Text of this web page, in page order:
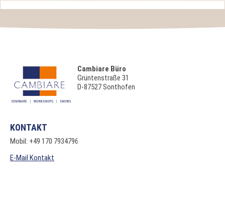
Cambiare Büro
Grüntenstraße 31
D-87527 Sonthofen
KONTAKT
Mobil: +49 170 7934796
E-Mail Kontakt